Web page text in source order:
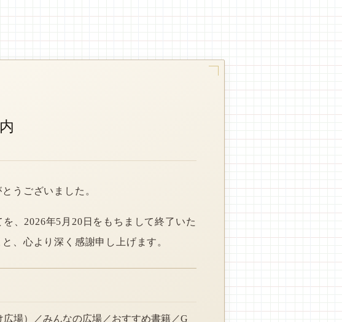
うございました。
、2026年5月20日をもちまして終了いた
、心より深く感謝申し上げます。
場）／みんなの広場／おすすめ書籍／G